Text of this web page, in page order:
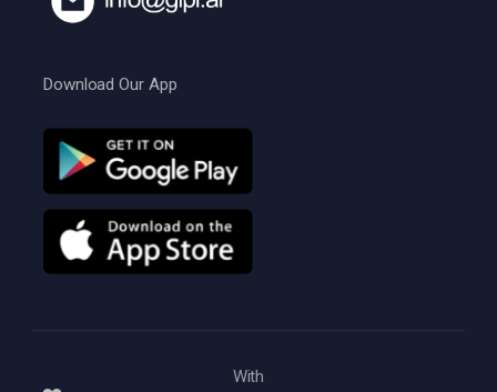
Download Our App
With